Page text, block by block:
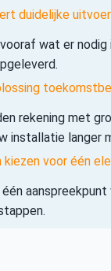
duidelijke
wat er
rekening met
installatie langer
kiezen voor één